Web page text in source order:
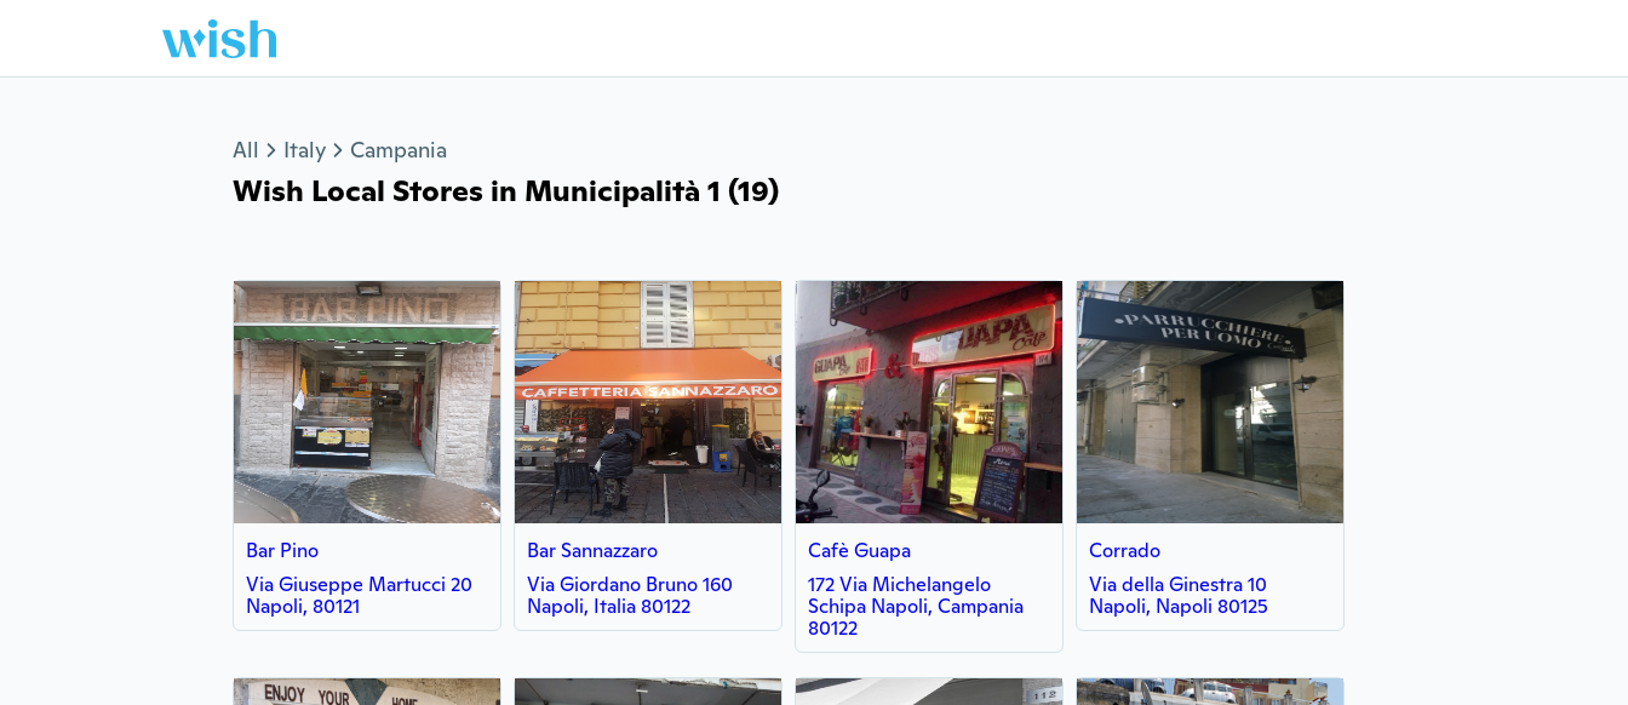
All Italy Campania
Wish Local Stores in Municipalità 1 (19)
Bar Pino
Via Giuseppe Martucci 20
Napoli, 80121
Bar Sannazzaro
Via Giordano Bruno 160
Napoli, Italia 80122
Cafè Guapa
172 Via Michelangelo
Schipa Napoli, Campania
80122
Corrado
Via della Ginestra 10
Napoli, Napoli 80125